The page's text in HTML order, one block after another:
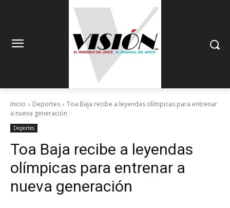
Inicio Deportes
Toa Baja recibe a leyendas olímpicas para entrenar
a nueva generación
Deportes
Toa Baja recibe a leyendas
olímpicas para entrenar a
nueva generación